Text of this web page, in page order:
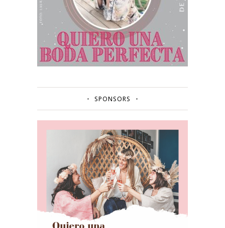
SPONSORS